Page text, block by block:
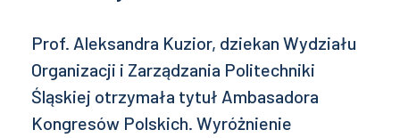
Prof. Aleksandra Kuzior, dziekan Wydziału
Organizacji i Zarządzania Politechniki
Śląskiej otrzymała tytuł Ambasadora
Kongresów Polskich. Wyróżnienie